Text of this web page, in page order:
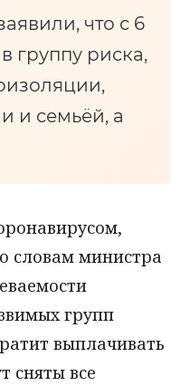
что с 6
группу риска,
и семьёй, а
словам министра
групп
выплачивать
сняты все